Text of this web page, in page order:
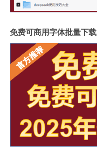
免费可商用字体批量下载